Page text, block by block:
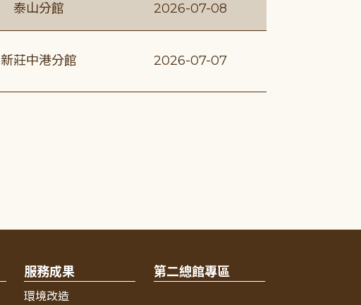
泰山分館 2026-07-08
新莊中港分館 2026-07-07
服務成果
環境改造
第二總館專區